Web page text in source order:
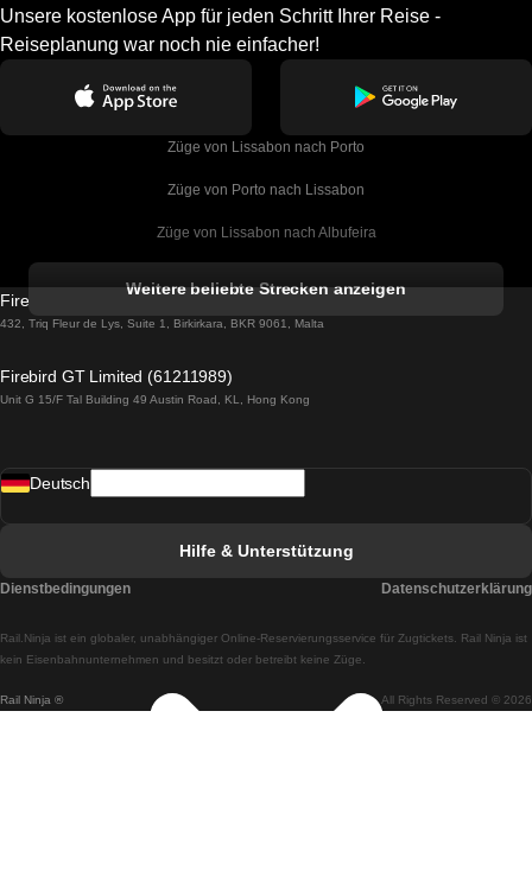
Unsere kostenlose App für jeden Schritt Ihrer Reise -
Reiseplanung war noch nie einfacher!
Züge von Lissabon nach Porto
Züge von Porto nach Lissabon
Züge von Lissabon nach Albufeira
Züge von Lissabon nach Lagos
Züge von Lissabon nach Madrid
Züge von Lissabon nach Braga
Züge von Braga nach Lissabon
Weitere beliebte Strecken anzeigen
Firebird GT Limited (OC 1451)
432, Triq Fleur de Lys, Suite 1, Birkirkara, BKR 9061, Malta
Firebird GT Limited (61211989)
Unit G 15/F Tal Building 49 Austin Road, KL, Hong Kong
Rail Ninja ® All Rights Reserved © 2026
Rail.Ninja ist ein globaler, unabhängiger Online-Reservierungsservice für Zugtickets. Rail Ninja ist
kein Eisenbahnunternehmen und besitzt oder betreibt keine Züge.
Deutsch
Hilfe & Unterstützung
Dienstbedingungen Datenschutzerklärung